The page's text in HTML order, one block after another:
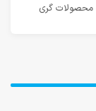
محصولات گری